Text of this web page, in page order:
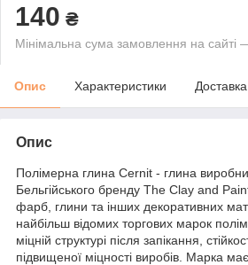
140 ₴
Мінімальна сума замовлення на сайті
Опис Характеристики Доставка
Опис
Полімерна глина Cernit - глина
Бельгійського бренду The Clay and
фарб, глини та інших декоративних
найбільш відомих торгових марок
міцній структурі після запікання,
підвищеної міцності виробів. Марка